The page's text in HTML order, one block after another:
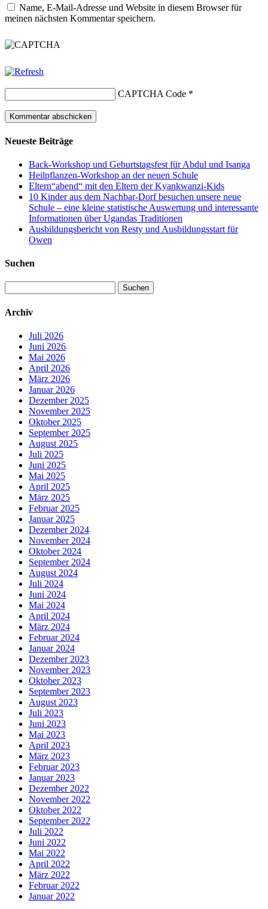
Name, E-Mail-Adresse und Website in diesem Browser für
meinen nächsten Kommentar speichern.
CAPTCHA Code *
Neueste Beiträge
Back-Workshop und Geburtstagsfest für Abdul und Isanga
Heilpflanzen-Workshop an der neuen Schule
Eltern“abend“ mit den Eltern der Kyankwanzi-Kids
10 Kinder aus dem Nachbar-Dorf besuchen unsere neue
Schule – eine kleine statistische Auswertung und interessante
Informationen über Ugandas Traditionen
Ausbildungsbericht von Resty und Ausbildungsstart für
Owen
Suchen
nach:
Archiv
Juli 2026
Juni 2026
Mai 2026
April 2026
März 2026
Januar 2026
Dezember 2025
November 2025
Oktober 2025
September 2025
August 2025
Juli 2025
Juni 2025
Mai 2025
April 2025
März 2025
Februar 2025
Januar 2025
Dezember 2024
November 2024
Oktober 2024
September 2024
August 2024
Juli 2024
Juni 2024
Mai 2024
April 2024
März 2024
Februar 2024
Januar 2024
Dezember 2023
November 2023
Oktober 2023
September 2023
August 2023
Juli 2023
Juni 2023
Mai 2023
April 2023
März 2023
Februar 2023
Januar 2023
Dezember 2022
November 2022
Oktober 2022
September 2022
Juli 2022
Juni 2022
Mai 2022
April 2022
März 2022
Februar 2022
Januar 2022